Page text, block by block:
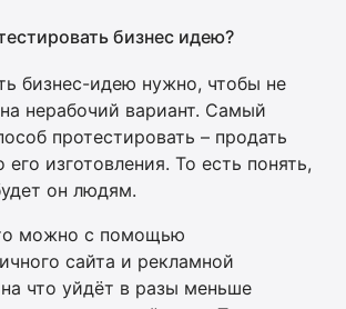
бизнес идею?
бизнес-идею нужно, чтобы не
нерабочий вариант. Самый
протестировать – продать
его изготовления. То есть понять,
он людям.
можно с помощью
сайта и рекламной
что уйдёт в разы меньше